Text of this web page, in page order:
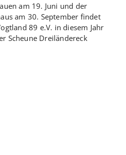
am 19. Juni und der
am 30. September findet
89 e.V. in diesem Jahr
Scheune Dreiländereck